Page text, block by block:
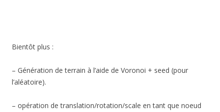
Bientôt plus :
– Génération de terrain à l’aide de Voronoi + seed (pour
l’aléatoire).
– opération de translation/rotation/scale en tant que noeud